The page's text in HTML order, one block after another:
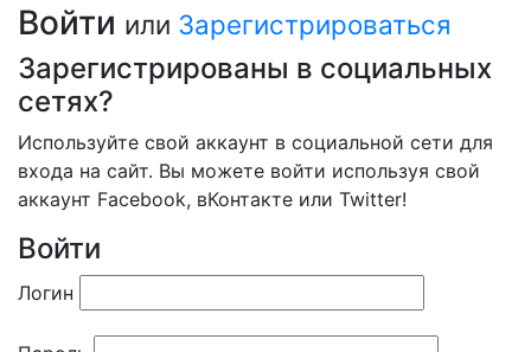
Войти или Зарегистрироваться
Зарегистрированы в социальных
сетях?
Используйте свой аккаунт в социальной сети для
входа на сайт. Вы можете войти используя свой
аккаунт Facebook, вКонтакте или Twitter!
Войти
Логин